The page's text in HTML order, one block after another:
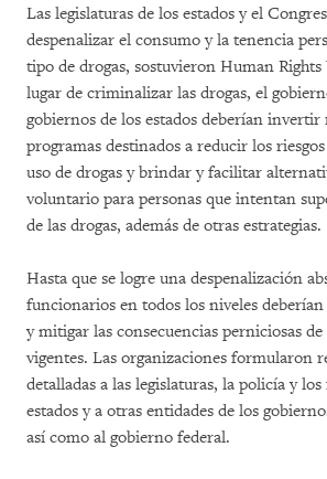
Las legislaturas de los estados y el
despenalizar el consumo y la tenencia
tipo de drogas, sostuvieron Human
lugar de criminalizar las drogas, el
gobiernos de los estados deberían invertir
programas destinados a reducir los
uso de drogas y brindar y facilitar
voluntario para personas que intentan
de las drogas, además de otras estrategias.
Hasta que se logre una despenalización
funcionarios en todos los niveles
y mitigar las consecuencias perniciosas
vigentes. Las organizaciones formularon
detalladas a las legislaturas, la policía y los
estados y a otras entidades de los
así como al gobierno federal.